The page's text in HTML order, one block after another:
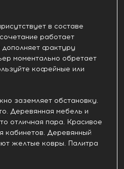
в составе
работает
дополняет фактуру
моментально обретает
кофейные или
заземляет обстановку.
Деревянная мебель и
отличная пара. Красивое
кабинетов. Деревянный
желтые ковры. Палитра